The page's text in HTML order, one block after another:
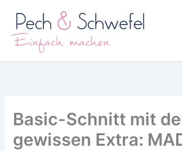
Inhalt
springen
Basic-Schnitt mit
gewissen Extra: